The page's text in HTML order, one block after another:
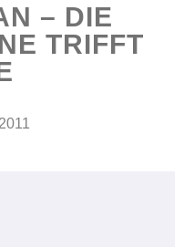
– DIE
TRIFFT